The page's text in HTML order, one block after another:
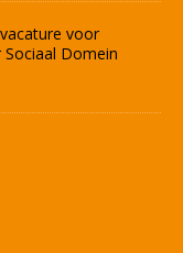
voor
Domein